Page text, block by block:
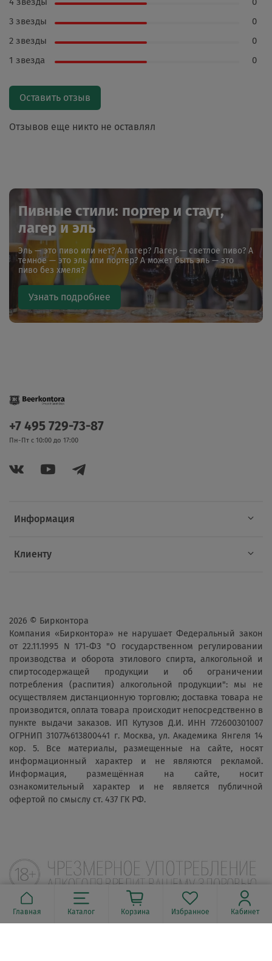
Отзывов еще никто не оставлял
3 звезды
0
2 звезды
0
1 звезда
0
Оставить отзыв
Пивные стили: портер и стаут,
лагер и эль
Эль — это пиво или нет? А лагер? Лагер — светлое пиво? А
темное — это эль или портер? А может быть эль — это
пиво без хмеля?
Узнать подробнее
Информация
Клиенту
+7 495 729-73-87
Пн-Пт с 10:00 до 17:00
2026 © Бирконтора
Компания «Бирконтора» не нарушает Федеральный закон
от 22.11.1995 N 171-ФЗ "О государственном регулировании
производства и оборота этилового спирта, алкогольной и
спиртосодержащей продукции и об ограничении
потребления (распития) алкогольной продукции": мы не
осуществляем дистанционную торговлю; доставка товара не
производится, оплата товара происходит непосредственно в
пункте выдачи заказов. ИП Кутузов Д.И. ИНН 772600301007
ОГРНИП 310774613800441 г. Москва, ул. Академика Янгеля 14
кор. 5. Все материалы, размещенные на сайте, носят
информационный характер и не являются рекламой.
Информация, размещённая на сайте, носит
ознакомительный характер и не является публичной
офертой по смыслу ст. 437 ГК РФ.
Главная Каталог Корзина Избранное Кабинет